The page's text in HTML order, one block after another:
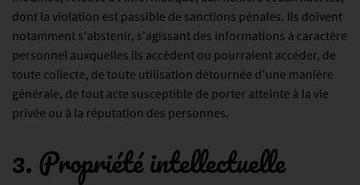
dont la violation est passible de sanctions pénales. Ils doivent
notamment s'abstenir, s'agissant des informations à caractère
personnel auxquelles ils accèdent ou pourraient accéder, de
toute collecte, de toute utilisation détournée d'une manière
générale, de tout acte susceptible de porter atteinte à la vie
privée ou à la réputation des personnes.
3. Propriété intellectuelle